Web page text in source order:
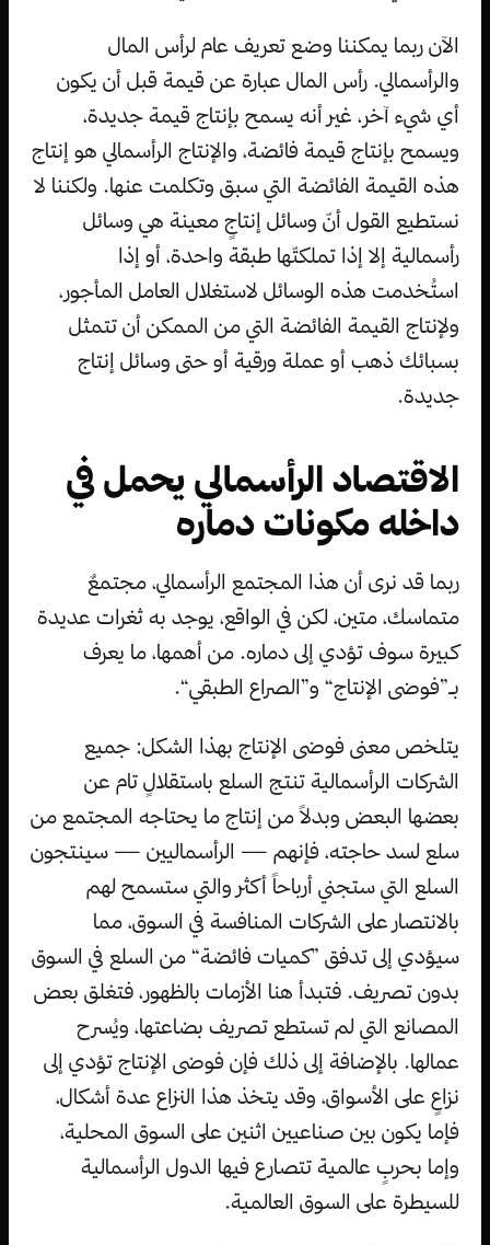
الآن ربما يمكننا وضع تعريف عام لرأس المال
والرأسمالي. رأس المال عبارة عن قيمة قبل أن يكون
أي شيء آخر، غير أنه يسمح بإنتاج قيمة جديدة،
ويسمح بإنتاج قيمة فائضة، والإنتاج الرأسمالي هو إنتاج
هذه القيمة الفائضة التي سبق وتكلمت عنها. ولكننا لا
نستطيع القول أنّ وسائل إنتاجٍ معينة هي وسائل
رأسمالية إلا إذا تملكتّها طبقة واحدة، أو إذا
استُخدمت هذه الوسائل لاستغلال العامل المأجور،
ولإنتاج القيمة الفائضة التي من الممكن أن تتمثل
بسبائك ذهب أو عملة ورقية أو حتى وسائل إنتاج
جديدة.
الاقتصاد الرأسمالي يحمل في
داخله مكونات دماره
ربما قد نرى أن هذا المجتمع الرأسمالي، مجتمعٌ
متماسك، متين، لكن في الواقع، يوجد به ثغرات عديدة
كبيرة سوف تؤدي إلى دماره. من أهمها، ما يعرف
بـ”فوضى الإنتاج“ و”الصراع الطبقي“.
يتلخص معنى فوضى الإنتاج بهذا الشكل: جميع
الشركات الرأسمالية تنتج السلع باستقلالٍ تام عن
بعضها البعض وبدلاً من إنتاج ما يحتاجه المجتمع من
سلع لسد حاجته، فإنهم — الرأسماليين — سينتجون
السلع التي ستجني أرباحاً أكثر والتي ستسمح لهم
بالانتصار على الشركات المنافسة في السوق، مما
سيؤدي إلى تدفق ”كميات فائضة“ من السلع في السوق
بدون تصريف. فتبدأ هنا الأزمات بالظهور، فتغلق بعض
المصانع التي لم تستطع تصريف بضاعتها، ويُسرح
عمالها. بالإضافة إلى ذلك فإن فوضى الإنتاج تؤدي إلى
نزاعٍ على الأسواق، وقد يتخذ هذا النزاع عدة أشكال،
فإما يكون بين صناعيين اثنين على السوق المحلية،
وإما بحربٍ عالمية تتصارع فيها الدول الرأسمالية
للسيطرة على السوق العالمية.